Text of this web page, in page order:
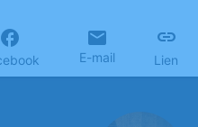
E-mail Lien